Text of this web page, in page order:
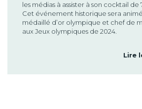
les médias à assister à son cocktail de
Cet événement historique sera
médaillé d’or olympique et chef de
aux Jeux olympiques de 2024.
Lire